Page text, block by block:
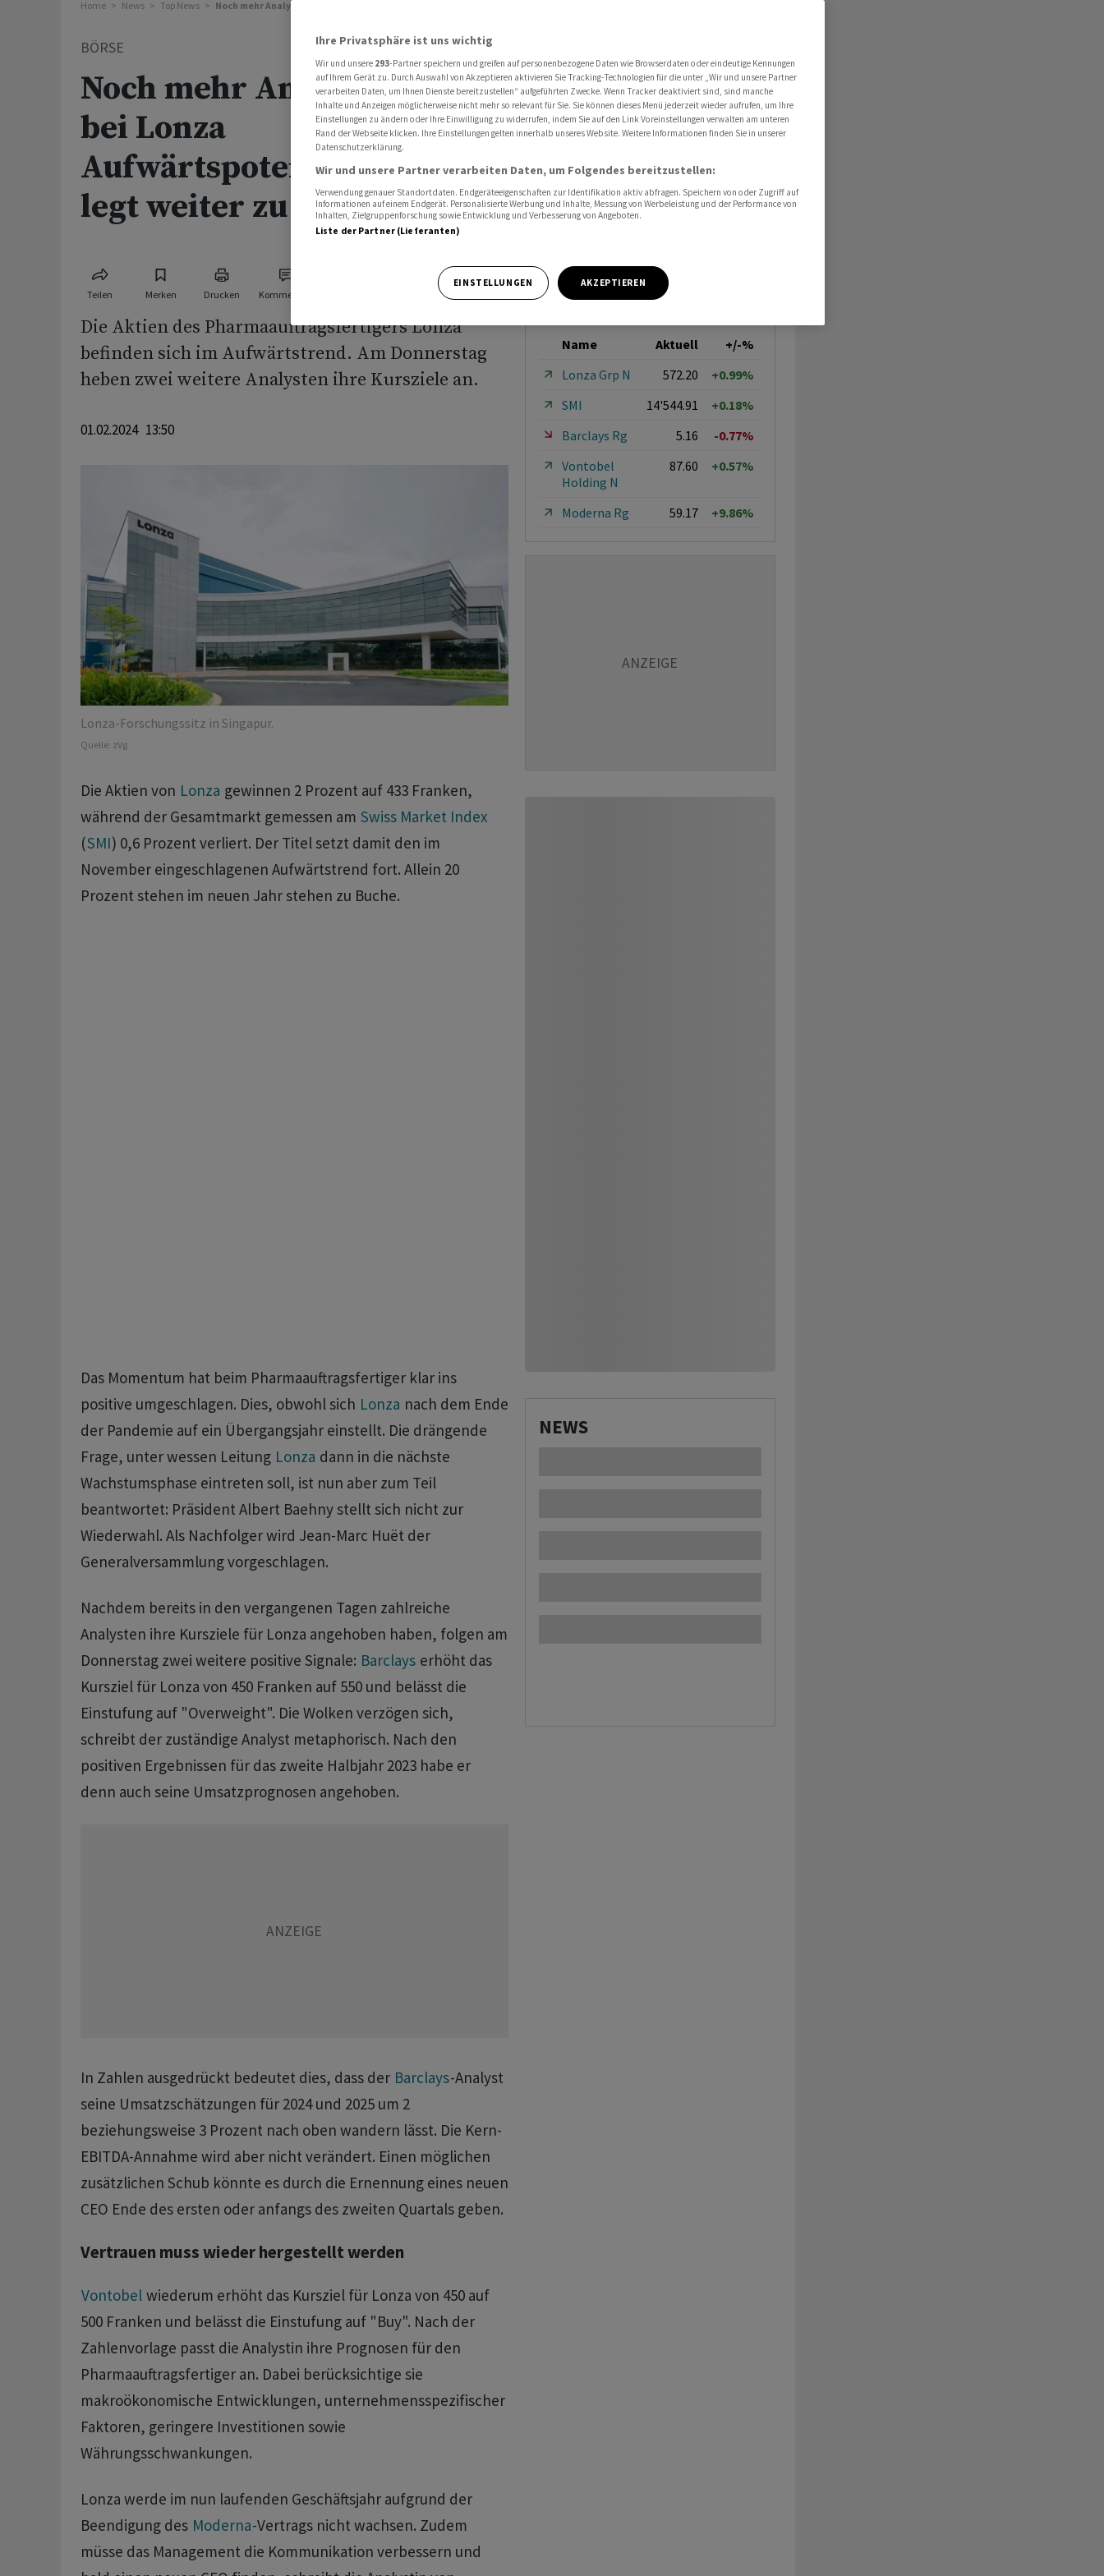
Home News Top News Noch mehr Analysten sehen bei Lonza Aufwärtspotenzial - Aktie legt weiter zu
BÖRSE
Noch mehr Analysten sehen
bei Lonza
Aufwärtspotenzial - Aktie
legt weiter zu
Teilen Merken Drucken Kommentare
Die Aktien des Pharmaauftragsfertigers Lonza
befinden sich im Aufwärtstrend. Am Donnerstag
heben zwei weitere Analysten ihre Kursziele an.
01.02.2024 13:50
Lonza-Forschungssitz in Singapur.
Quelle: zVg
Die Aktien von Lonza gewinnen 2 Prozent auf 433 Franken,
während der Gesamtmarkt gemessen am Swiss Market Index
(SMI) 0,6 Prozent verliert. Der Titel setzt damit den im
November eingeschlagenen Aufwärtstrend fort. Allein 20
Prozent stehen im neuen Jahr stehen zu Buche.
Das Momentum hat beim Pharmaauftragsfertiger klar ins
positive umgeschlagen. Dies, obwohl sich Lonza nach dem Ende
der Pandemie auf ein Übergangsjahr einstellt. Die drängende
Frage, unter wessen Leitung Lonza dann in die nächste
Wachstumsphase eintreten soll, ist nun aber zum Teil
beantwortet: Präsident Albert Baehny stellt sich nicht zur
Wiederwahl. Als Nachfolger wird Jean-Marc Huët der
Generalversammlung vorgeschlagen.
Nachdem bereits in den vergangenen Tagen zahlreiche
Analysten ihre Kursziele für Lonza angehoben haben, folgen am
Donnerstag zwei weitere positive Signale: Barclays erhöht das
Kursziel für Lonza von 450 Franken auf 550 und belässt die
Einstufung auf "Overweight". Die Wolken verzögen sich,
schreibt der zuständige Analyst metaphorisch. Nach den
positiven Ergebnissen für das zweite Halbjahr 2023 habe er
denn auch seine Umsatzprognosen angehoben.
In Zahlen ausgedrückt bedeutet dies, dass der Barclays-Analyst
seine Umsatzschätzungen für 2024 und 2025 um 2
beziehungsweise 3 Prozent nach oben wandern lässt. Die Kern-
EBITDA-Annahme wird aber nicht verändert. Einen möglichen
zusätzlichen Schub könnte es durch die Ernennung eines neuen
CEO Ende des ersten oder anfangs des zweiten Quartals geben.
Vertrauen muss wieder hergestellt werden
Vontobel wiederum erhöht das Kursziel für Lonza von 450 auf
500 Franken und belässt die Einstufung auf "Buy". Nach der
Zahlenvorlage passt die Analystin ihre Prognosen für den
Pharmaauftragsfertiger an. Dabei berücksichtige sie
makroökonomische Entwicklungen, unternehmensspezifischer
Faktoren, geringere Investitionen sowie
Währungsschwankungen.
Lonza werde im nun laufenden Geschäftsjahr aufgrund der
Beendigung des Moderna-Vertrags nicht wachsen. Zudem
müsse das Management die Kommunikation verbessern und
Name Aktuell
+/-%
Lonza Grp N
572.20
+0.99%
SMI
14'544.91
+0.18%
Barclays Rg
5.16
-0.77%
Vontobel
Holding N
87.60 +0.57%
Moderna Rg 59.17 +9.86%
NEWS
Ihre Privatsphäre ist uns wichtig
Wir und unsere 293-Partner speichern und greifen auf personenbezogene Daten wie Browserdaten oder eindeutige Kennungen
auf Ihrem Gerät zu. Durch Auswahl von Akzeptieren aktivieren Sie Tracking-Technologien für die unter „Wir und unsere Partner
verarbeiten Daten, um Ihnen Dienste bereitzustellen“ aufgeführten Zwecke. Wenn Tracker deaktiviert sind, sind manche
Inhalte und Anzeigen möglicherweise nicht mehr so relevant für Sie. Sie können dieses Menü jederzeit wieder aufrufen, um Ihre
Einstellungen zu ändern oder Ihre Einwilligung zu widerrufen, indem Sie auf den Link Voreinstellungen verwalten am unteren
Rand der Webseite klicken. Ihre Einstellungen gelten innerhalb unseres Website. Weitere Informationen finden Sie in unserer
Datenschutzerklärung.
Wir und unsere Partner verarbeiten Daten, um Folgendes bereitzustellen:
Verwendung genauer Standortdaten. Endgeräteeigenschaften zur Identifikation aktiv abfragen. Speichern von oder Zugriff auf
Informationen auf einem Endgerät. Personalisierte Werbung und Inhalte, Messung von Werbeleistung und der Performance von
Inhalten, Zielgruppenforschung sowie Entwicklung und Verbesserung von Angeboten.
Liste der Partner (Lieferanten)
EINSTELLUNGEN AKZEPTIEREN